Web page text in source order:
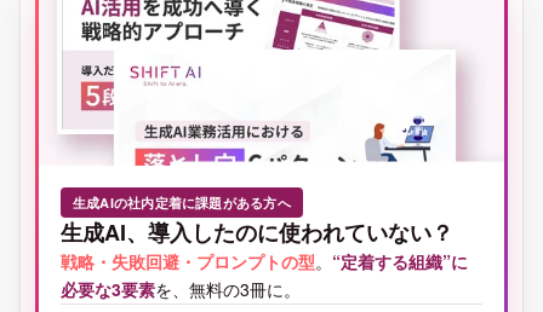
生成AIの社内定着に課題がある方へ
生成AI、導入したのに使われていない？
戦略・失敗回避・プロンプトの型。 “定着する組織”に
必要な3要素を、無料の3冊に。